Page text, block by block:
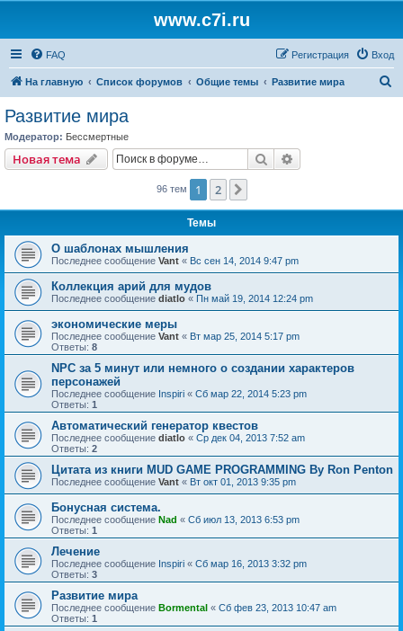
www.c7i.ru
FAQ Вход
Регистрация
На главную Список форумов Общие темы Развитие мира
Развитие мира
Модератор: Бессмертные
Новая тема Поиск
96 тем 1 2
Темы
О шаблонах мышления
Последнее сообщение Vant « Вс сен 14, 2014 9:47 pm
Коллекция арий для мудов
Последнее сообщение diatlo « Пн май 19, 2014 12:24 pm
экономические меры
Последнее сообщение Vant « Вт мар 25, 2014 5:17 pm
Ответы: 8
NPC за 5 минут или немного о создании характеров
персонажей
Последнее сообщение Inspiri « Сб мар 22, 2014 5:23 pm
Ответы: 1
Автоматический генератор квестов
Последнее сообщение diatlo « Ср дек 04, 2013 7:52 am
Ответы: 2
Цитата из книги MUD GAME PROGRAMMING By Ron Penton
Последнее сообщение Vant « Вт окт 01, 2013 9:35 pm
Бонусная система.
Последнее сообщение Nad « Сб июл 13, 2013 6:53 pm
Ответы: 1
Лечение
Последнее сообщение Inspiri « Сб мар 16, 2013 3:32 pm
Ответы: 3
Развитие мира
Последнее сообщение Bormental « Сб фев 23, 2013 10:47 am
Ответы: 1